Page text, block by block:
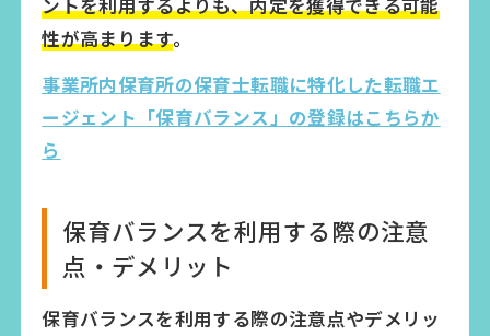
ントを利用するよりも、内定を獲得できる可能
性が高まります。
事業所内保育所の保育士転職に特化した転職エ
ージェント「保育バランス」の登録はこちらか
ら
保育バランスを利用する際の注意
点・デメリット
保育バランスを利用する際の注意点やデメリッ